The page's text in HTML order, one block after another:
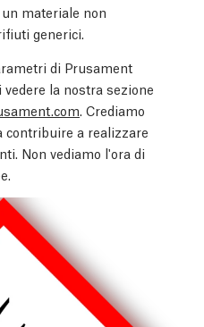
materiale non
generici.
di Prusament
la nostra sezione
. Crediamo
contribuire a realizzare
Non vediamo l'ora di